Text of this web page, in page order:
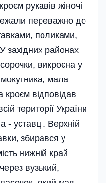
рукавів жіночі
переважно до
поликами,
західних районах
викроєна у
мала
кроєм відповідав
території України
- уставці. Верхній
збирався у
нижній край
вузький,